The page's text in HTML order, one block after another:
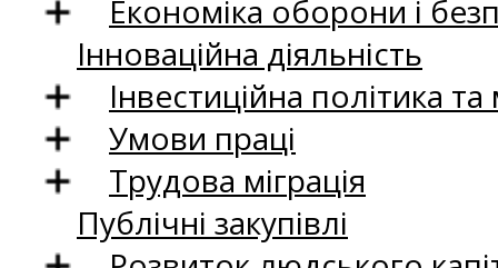
Економіка оборони і
Інноваційна діяльність
Інвестиційна політика
Умови праці
Трудова міграція
Публічні закупівлі